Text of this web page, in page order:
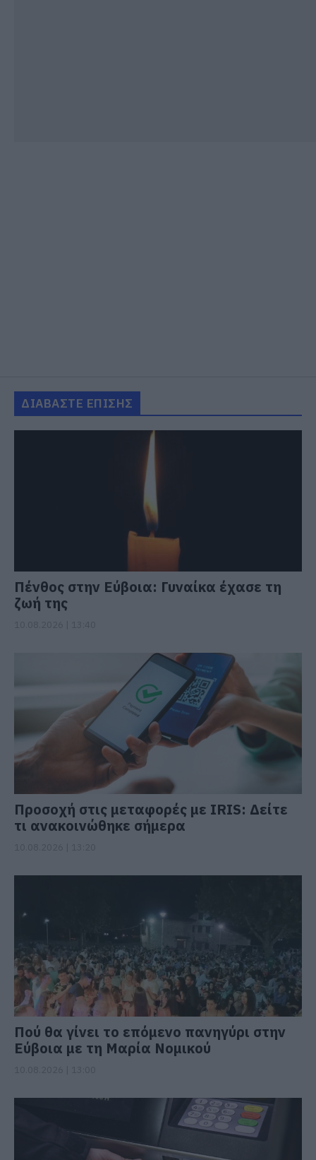
ΔΙΑΒΑΣΤΕ ΕΠΙΣΗΣ
Πένθος στην Εύβοια: Γυναίκα έχασε τη
ζωή της
Προσοχή στις μεταφορές με IRIS: Δείτε
τι ανακοινώθηκε σήμερα
Πού θα γίνει το επόμενο πανηγύρι στην
Εύβοια με τη Μαρία Νομικού